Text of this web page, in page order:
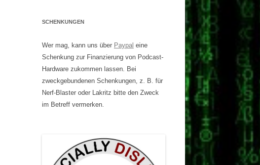
SCHENKUNGEN
Wer mag, kann uns über Paypal eine
Schenkung zur Finanzierung von Podcast-
Hardware zukommen lassen. Bei
zweckgebundenen Schenkungen, z. B. für
Nerf-Blaster oder Lakritz bitte den Zweck
im Betreff vermerken.